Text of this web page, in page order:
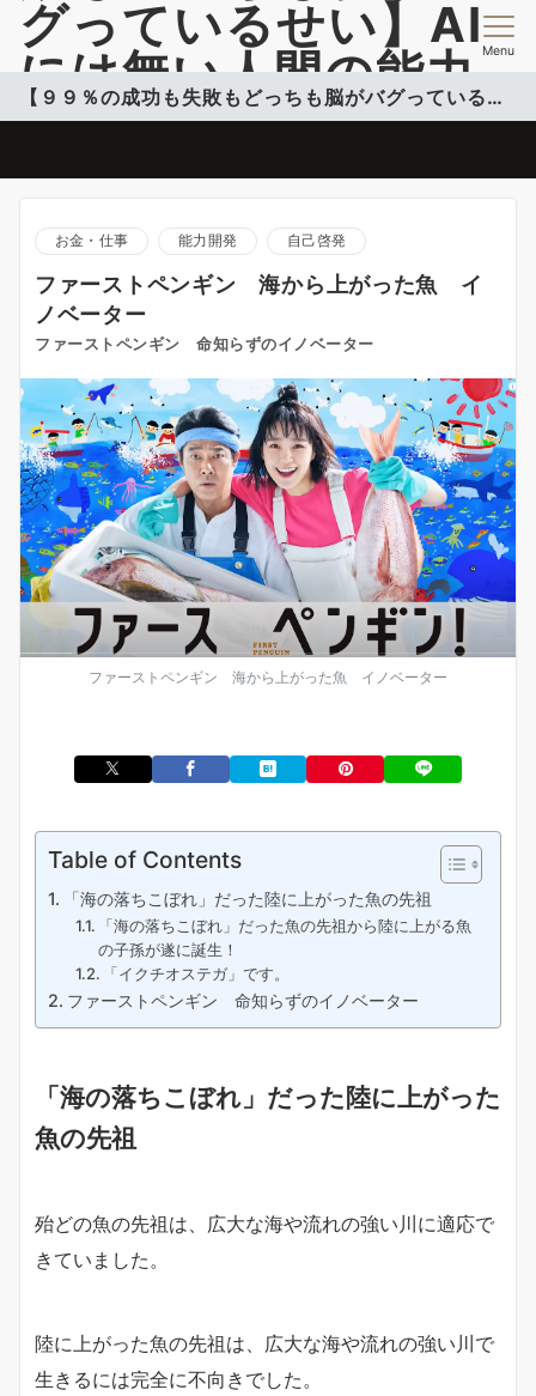
グっているせい】AI
には無い人間の能力
開発情報を提供
Menu
【９９％の成功も失敗もどっちも脳がバグっているせい】
お金・仕事 能力開発 自己啓発
ファーストペンギン 海から上がった魚 イ
ノベーター
ファーストペンギン 命知らずのイノベーター
ファーストペンギン 海から上がった魚 イノベーター
Table of Contents
「海の落ちこぼれ」だった陸に上がった魚の先祖
「海の落ちこぼれ」だった魚の先祖から陸に上がる魚
の子孫が遂に誕生！
「イクチオステガ」です。
ファーストペンギン 命知らずのイノベーター
「海の落ちこぼれ」だった陸に上がった
魚の先祖
殆どの魚の先祖は、広大な海や流れの強い川に適応で
きていました。
陸に上がった魚の先祖は、広大な海や流れの強い川で
生きるには完全に不向きでした。